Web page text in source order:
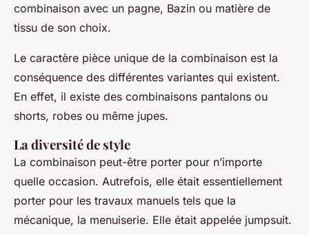
combinaison avec un pagne, Bazin ou matière de
tissu de son choix.
Le caractère pièce unique de la combinaison est la
conséquence des différentes variantes qui existent.
En effet, il existe des combinaisons pantalons ou
shorts, robes ou même jupes.
La diversité de style
La combinaison peut-être porter pour n’importe
quelle occasion. Autrefois, elle était essentiellement
porter pour les travaux manuels tels que la
mécanique, la menuiserie. Elle était appelée jumpsuit.